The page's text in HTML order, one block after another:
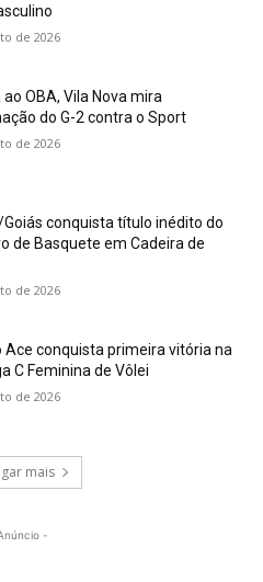
de 2026
ao OBA, Vila Nova mira
do G-2 contra o Sport
de 2026
conquista título inédito do
de Basquete em Cadeira de
de 2026
Ace conquista primeira vitória na
C Feminina de Vôlei
de 2026
mais
-